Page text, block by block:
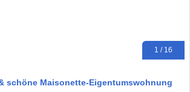
1 / 16
schöne Maisonette-Eigentumswohnung